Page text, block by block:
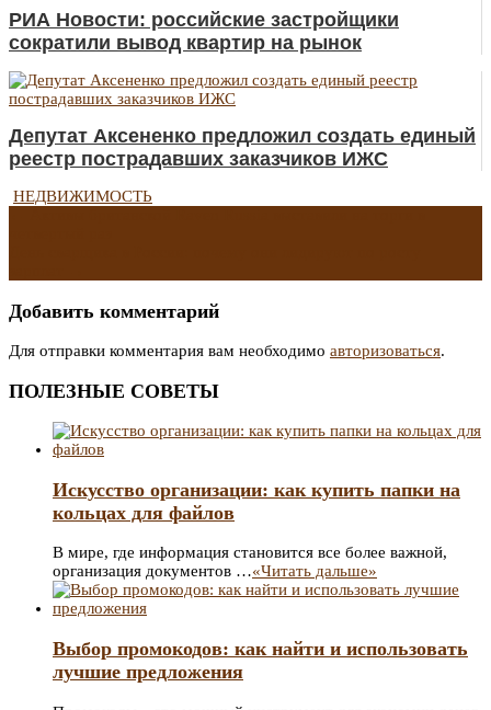
РИА Новости: российские застройщики
сократили вывод квартир на рынок
Депутат Аксененко предложил создать единый
реестр пострадавших заказчиков ИЖС
НЕДВИЖИМОСТЬ
по
записям
Добавить комментарий
Для отправки комментария вам необходимо авторизоваться.
ПОЛЕЗНЫЕ СОВЕТЫ
Искусство организации: как купить папки на
кольцах для файлов
В мире, где информация становится все более важной,
организация документов …«Читать дальше»
Выбор промокодов: как найти и использовать
лучшие предложения